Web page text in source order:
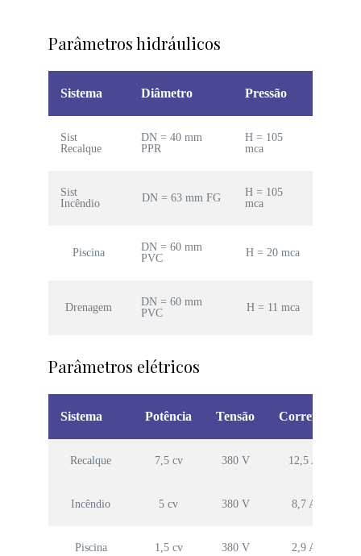
Parâmetros elétricos
Sistema Potência Tensão Corrente
Recalque 7,5 cv 380 V 12,5 A
Incêndio 5 cv 380 V 8,7 A
Piscina 1,5 cv 380 V 2,9 A
Parâmetros hidráulicos
Sistema Diâmetro Pressão
Sist
Recalque
DN = 40 mm
PPR
H = 105
mca
Sist
Incêndio
DN = 63 mm FG
H = 105
mca
Piscina
DN = 60 mm
PVC
H = 20 mca
Drenagem
DN = 60 mm
PVC
H = 11 mca